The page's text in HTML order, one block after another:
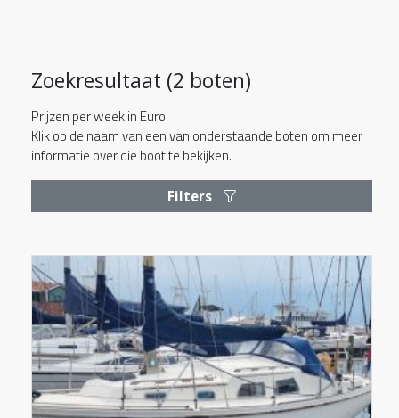
Zoekresultaat (2 boten)
Prijzen per week in Euro.
Klik op de naam van een van onderstaande boten om meer
informatie over die boot te bekijken.
Filters